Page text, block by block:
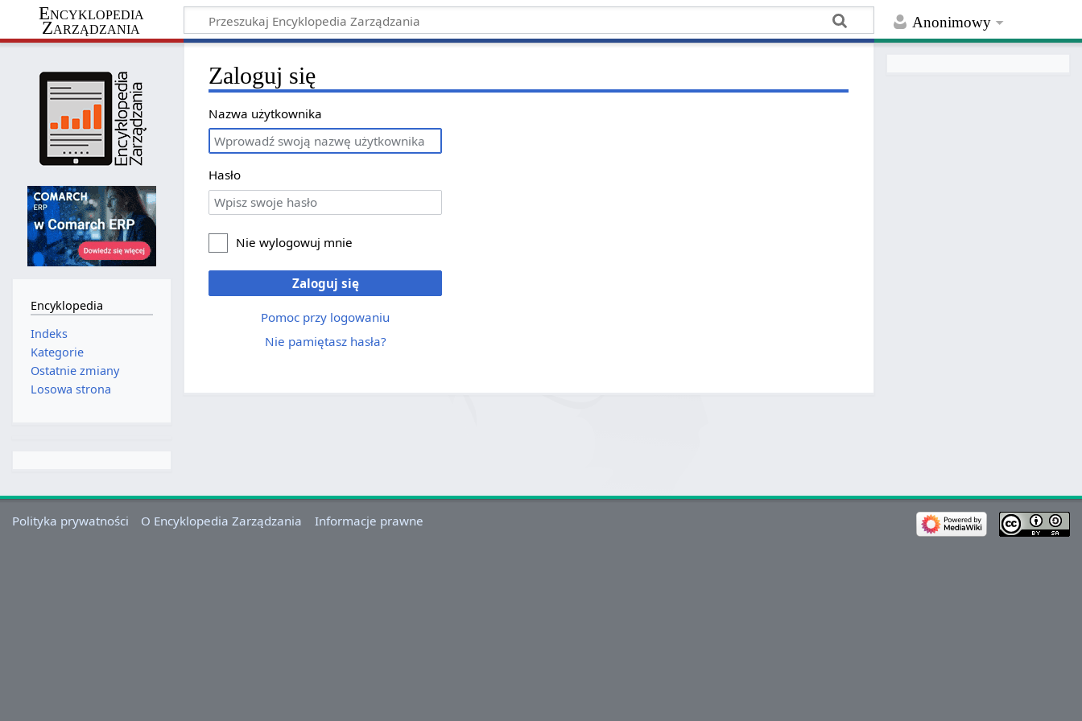
Anonimowy
Encyklopedia
Zarządzania
Zaloguj się
Nazwa użytkownika
Hasło
Nie wylogowuj mnie
Zaloguj się
Pomoc przy logowaniu
Nie pamiętasz hasła?
Encyklopedia
Indeks
Kategorie
Ostatnie zmiany
Losowa strona
Polityka prywatności O Encyklopedia Zarządzania Informacje prawne